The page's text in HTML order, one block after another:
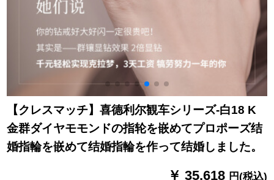
【クレスマッチ】喜德利尔観车シリーズ-白18 K
金群ダイヤモモンドの指轮を嵌めてプロポーズ结
婚指輪を嵌めて结婚指輪を作って结婚しました。
￥ 35,618 円(税込)